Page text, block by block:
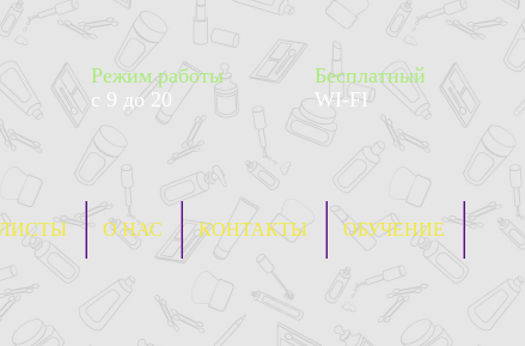
Режим работы
с 9 до 20
Бесплатный
WI-FI
О НАС КОНТАКТЫ ОБУЧЕНИЕ